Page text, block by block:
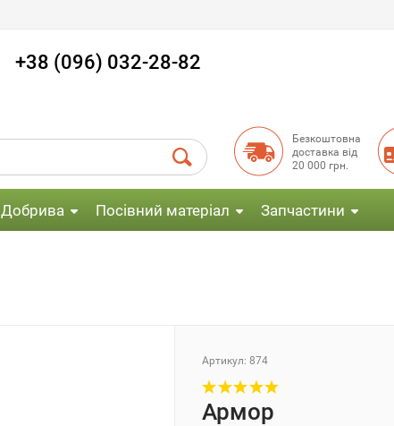
+38 (096) 032-28-82
Безкоштовна
доставка від
20 000 грн.
Добрива Посівний матеріал Запчастини
Артикул: 874
Армор